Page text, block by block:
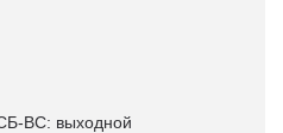
ВС: выходной